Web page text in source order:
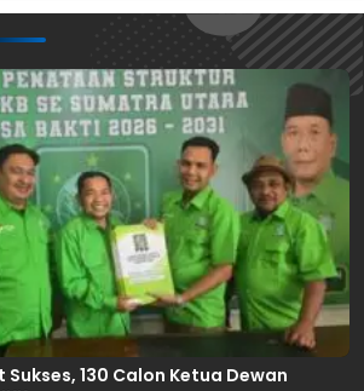
Sukses, 130 Calon Ketua Dewan